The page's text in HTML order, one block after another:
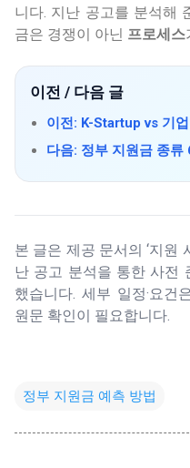
니다. 지난 공고를 분석해
금은 경쟁이 아닌 프로세스
이전 / 다음 글
이전: K-Startup vs 기
다음: 정부 지원금 종
본 글은 제공 문서의 ‘지원
난 공고 분석을 통한 사전
했습니다. 세부 일정·요건
원문 확인이 필요합니다.
정부 지원금 예측 방법